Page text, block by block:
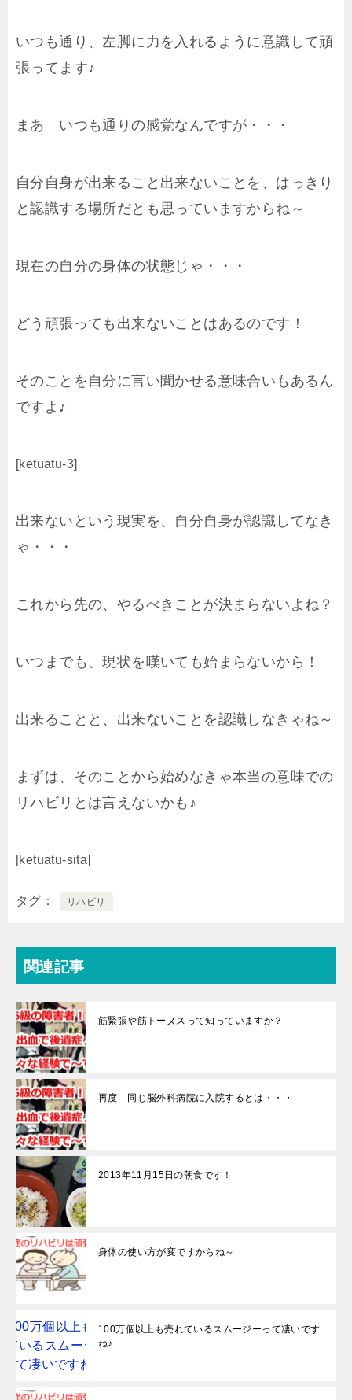
いつも通り、左脚に力を入れるように意識して頑
張ってます♪
まあ いつも通りの感覚なんですが・・・
自分自身が出来ること出来ないことを、はっきり
と認識する場所だとも思っていますからね～
現在の自分の身体の状態じゃ・・・
どう頑張っても出来ないことはあるのです！
そのことを自分に言い聞かせる意味合いもあるん
ですよ♪
[ketuatu-3]
出来ないという現実を、自分自身が認識してなき
ゃ・・・
これから先の、やるべきことが決まらないよね？
いつまでも、現状を嘆いても始まらないから！
出来ることと、出来ないことを認識しなきゃね～
まずは、そのことから始めなきゃ本当の意味での
リハビリとは言えないかも♪
[ketuatu-sita]
タグ リハビリ
関連記事
筋緊張や筋トーヌスって知っていますか？
再度 同じ脳外科病院に入院するとは・・・
2013年11月15日の朝食です！
身体の使い方が変ですからね～
100万個以上も売れているスムージーって凄いです
ね♪